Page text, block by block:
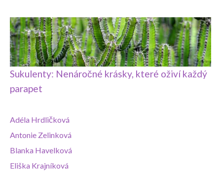
Sukulenty: Nenáročné krásky, které oživí každý
parapet
Adéla Hrdličková
Antonie Zelinková
Blanka Havelková
Eliška Krajníková